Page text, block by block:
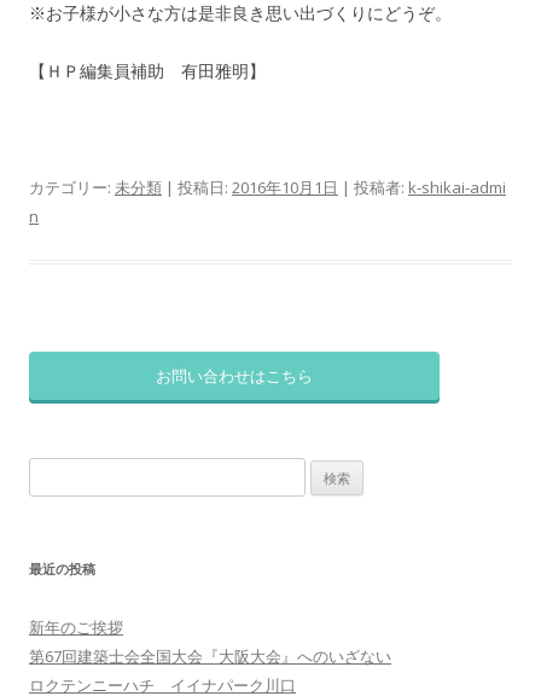
※お子様が小さな方は是非良き思い出づくりにどうぞ。
【ＨＰ編集員補助 有田雅明】
カテゴリー: 未分類 | 投稿日: 2016年10月1日 | 投稿者: k-shikai-admi
n
お問い合わせはこちら
索:
最近の投稿
新年のご挨拶
第67回建築士会全国大会『大阪大会』へのいざない
ロクテンニーハチ イイナパーク川口